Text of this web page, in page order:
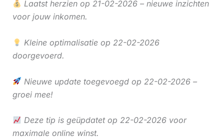
Laatst herzien op 21-02-2026 – nieuwe inzichten
voor jouw inkomen.
Kleine optimalisatie op 22-02-2026
doorgevoerd.
Nieuwe update toegevoegd op 22-02-2026 –
groei mee!
Deze tip is geüpdatet op 22-02-2026 voor
maximale online winst.